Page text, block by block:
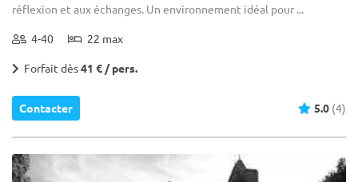
réflexion et aux échanges. Un environnement idéal pour ...
4-40 22 max
Forfait dès41 € / pers.
Contacter 5.0 (4)